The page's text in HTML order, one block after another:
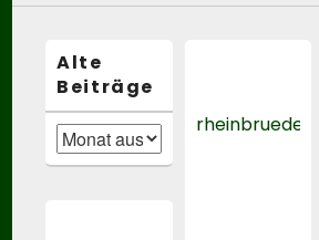
Alte
Beiträge
Alte
Beiträge